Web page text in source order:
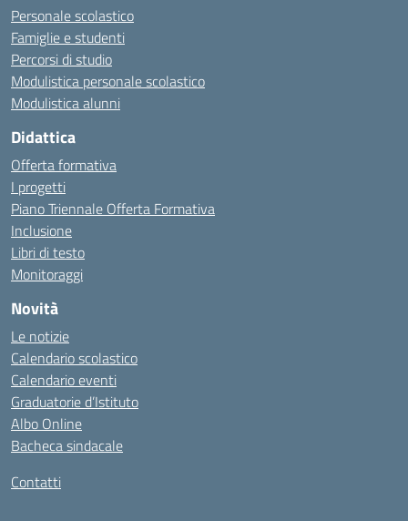
Personale scolastico
Famiglie e studenti
Percorsi di studio
Modulistica personale scolastico
Modulistica alunni
Didattica
Offerta formativa
I progetti
Piano Triennale Offerta Formativa
Inclusione
Libri di testo
Monitoraggi
Novità
Le notizie
Calendario scolastico
Calendario eventi
Graduatorie d’Istituto
Albo Online
Bacheca sindacale
Contatti